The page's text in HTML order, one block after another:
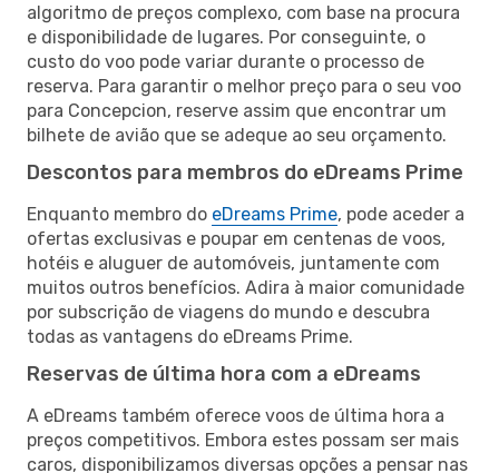
algoritmo de preços complexo, com base na procura
e disponibilidade de lugares. Por conseguinte, o
custo do voo pode variar durante o processo de
reserva. Para garantir o melhor preço para o seu voo
para Concepcion, reserve assim que encontrar um
bilhete de avião que se adeque ao seu orçamento.
Descontos para membros do eDreams Prime
Enquanto membro do eDreams Prime, pode aceder a
ofertas exclusivas e poupar em centenas de voos,
hotéis e aluguer de automóveis, juntamente com
muitos outros benefícios. Adira à maior comunidade
por subscrição de viagens do mundo e descubra
todas as vantagens do eDreams Prime.
Reservas de última hora com a eDreams
A eDreams também oferece voos de última hora a
preços competitivos. Embora estes possam ser mais
caros, disponibilizamos diversas opções a pensar nas